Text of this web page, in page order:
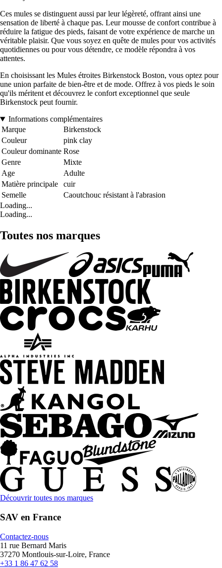
Ces mules se distinguent aussi par leur légèreté, offrant ainsi une
sensation de liberté à chaque pas. Leur mousse de confort contribue à
réduire la fatigue des pieds, faisant de votre expérience de marche un
véritable plaisir. Que vous soyez en quête de mules pour vos activités
quotidiennes ou pour vous détendre, ce modèle répondra à vos
attentes.
En choisissant les Mules étroites Birkenstock Boston, vous optez pour
une union parfaite de bien-être et de mode. Offrez à vos pieds le soin
qu'ils méritent et découvrez le confort exceptionnel que seule
Birkenstock peut fournir.
Informations complémentaires
Marque
Birkenstock
Couleur
pink clay
Couleur dominante Rose
Genre
Mixte
Age
Adulte
Matière principale
cuir
Semelle
Caoutchouc résistant à l'abrasion
Loading...
Loading...
Toutes nos marques
Découvrir toutes nos marques
SAV en France
Contactez-nous
11 rue Bernard Maris
37270 Montlouis-sur-Loire, France
+33 1 86 47 62 58